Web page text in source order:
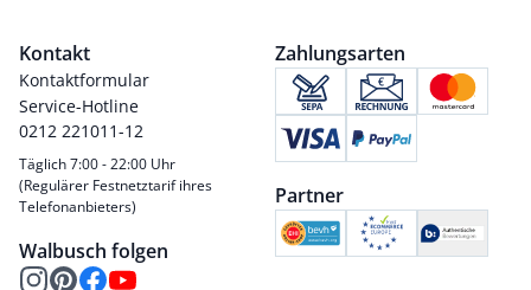
Kontakt
Kontaktformular
Service-Hotline
0212 221011-12
Täglich 7:00 - 22:00 Uhr
(Regulärer Festnetztarif ihres
Telefonanbieters)
Walbusch folgen
Zahlungsarten
Partner